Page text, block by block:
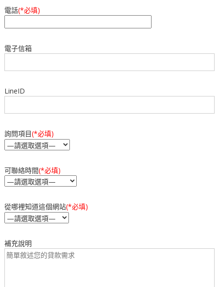
電話(*必填)
電子信箱
LineID
詢問項目(*必填)
可聯絡時間(*必填)
從哪裡知道這個網站(*必填)
補充說明